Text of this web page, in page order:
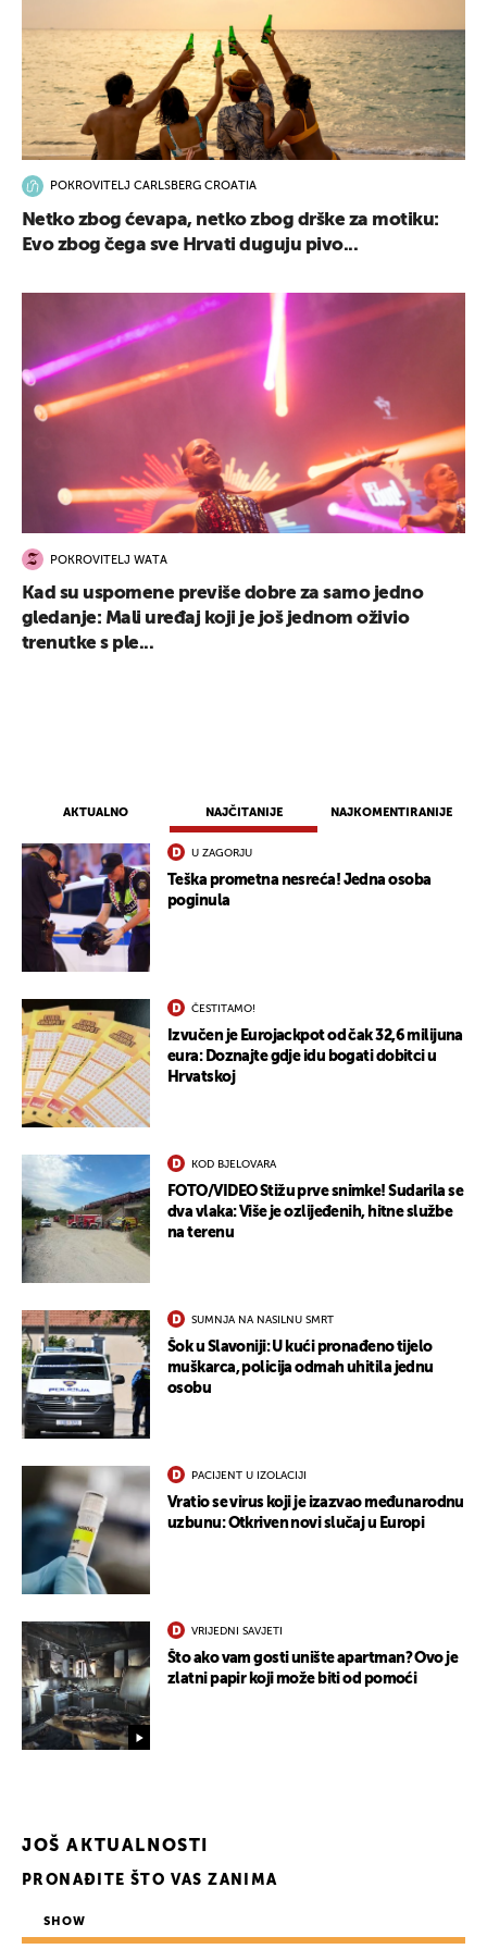
AKTUALNO NAJČITANIJE NAJKOMENTIRANIJE
U ZAGORJU
Teška prometna nesreća! Jedna osoba
poginula
ČESTITAMO!
Izvučen je Eurojackpot od čak 32,6 milijuna
eura: Doznajte gdje idu bogati dobitci u
Hrvatskoj
KOD BJELOVARA
FOTO/VIDEO Stižu prve snimke! Sudarila se
dva vlaka: Više je ozlijeđenih, hitne službe
na terenu
SUMNJA NA NASILNU SMRT
Šok u Slavoniji: U kući pronađeno tijelo
muškarca, policija odmah uhitila jednu
osobu
PACIJENT U IZOLACIJI
Vratio se virus koji je izazvao međunarodnu
uzbunu: Otkriven novi slučaj u Europi
VRIJEDNI SAVJETI
Što ako vam gosti unište apartman? Ovo je
zlatni papir koji može biti od pomoći
JOŠ AKTUALNOSTI
POKROVITELJ CARLSBERG CROATIA
Netko zbog ćevapa, netko zbog drške za motiku:
Evo zbog čega sve Hrvati duguju pivo...
POKROVITELJ WATA
Kad su uspomene previše dobre za samo jedno
gledanje: Mali uređaj koji je još jednom oživio
trenutke s ple...
PRONAĐITE ŠTO VAS ZANIMA
SHOW
UKLJUČITE NOTIFIKACIJE